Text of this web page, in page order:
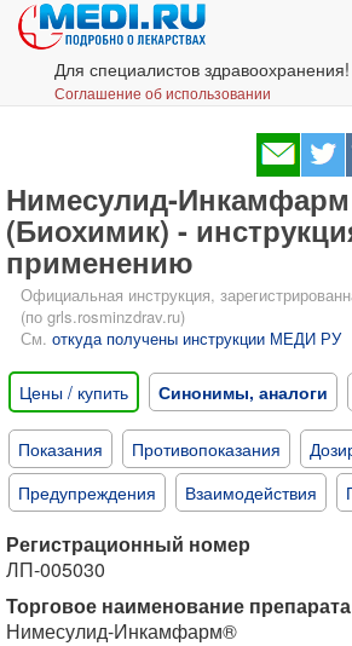
Для специалистов здравоохранения!
Соглашение об использовании
Нимесулид-Инкамфарм
(Биохимик) -
применению
Официальная инструкция,
(по grls.rosminzdrav.ru)
См. откуда получены инструкции МЕДИ РУ
Цены / купить Синонимы, аналоги
Показания Противопоказания
Предупреждения
Взаимодействия
Регистрационный номер
ЛП-005030
Торговое наименование препарата
Нимесулид-Инкамфарм®